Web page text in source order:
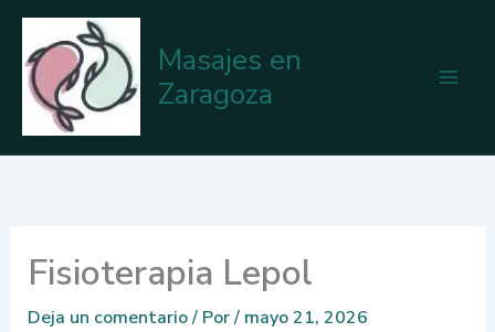
contenido
Masajes en
Zaragoza
Fisioterapia Lepol
Deja un comentario/ Por/ mayo 21, 2026